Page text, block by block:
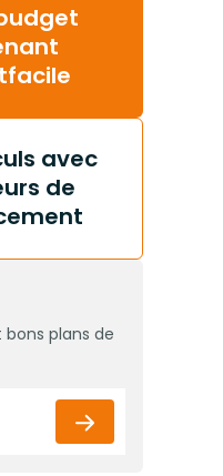
avec
de
plans de